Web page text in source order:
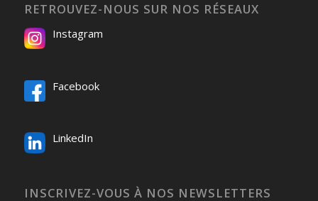
RETROUVEZ-NOUS SUR NOS RÉSEAUX
Instagram
Facebook
LinkedIn
INSCRIVEZ-VOUS À NOS NEWSLETTERS